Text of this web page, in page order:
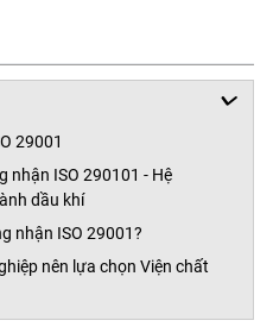
29001
nhận ISO 290101 - Hệ
dầu khí
nhận ISO 29001?
nên lựa chọn Viện chất